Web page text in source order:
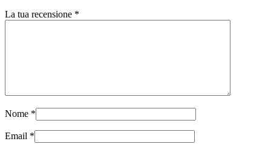
La tua recensione *
Nome *
Email *